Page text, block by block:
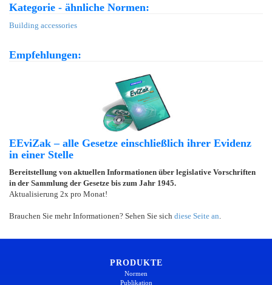
Kategorie - ähnliche Normen:
Building accessories
Empfehlungen:
EEviZak – alle Gesetze einschließlich ihrer Evidenz
in einer Stelle
Bereitstellung von aktuellen Informationen über legislative Vorschriften
in der Sammlung der Gesetze bis zum Jahr 1945.
Aktualisierung 2x pro Monat!
Brauchen Sie mehr Informationen? Sehen Sie sich diese Seite an
PRODUKTE
Normen
Publikation